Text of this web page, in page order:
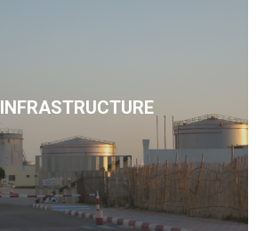
INFRASTRUCTURE